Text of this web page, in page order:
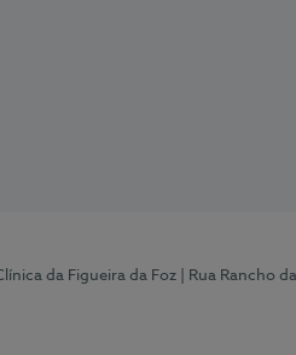
da Figueira da Foz | Rua Rancho